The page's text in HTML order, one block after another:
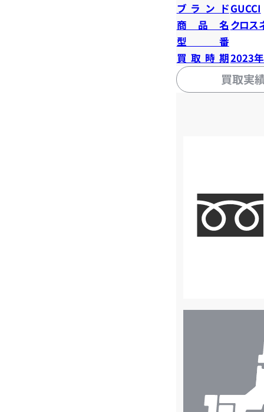
ブランドGUCCI
商品名 クロス
型番
買取時期2023
買取実